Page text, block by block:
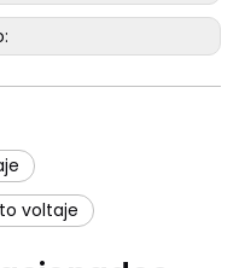
voltaje